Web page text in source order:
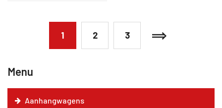
Menu
Aanhangwagens
1 2 3